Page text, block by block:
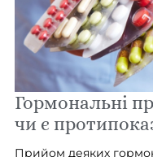
Гормональні
чи є
Прийом деяких